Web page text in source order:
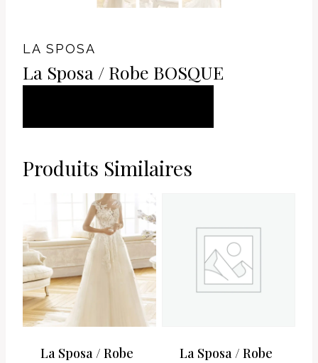
LA SPOSA
La Sposa / Robe BOSQUE
Produits Similaires
La Sposa / Robe
La Sposa / Robe